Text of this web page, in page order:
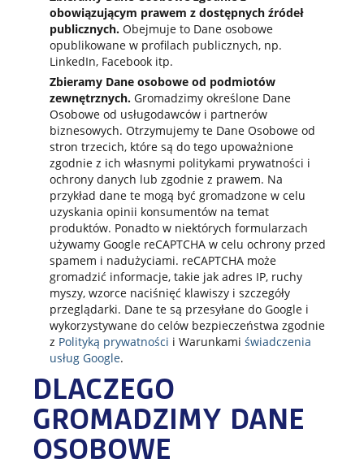
obowiązującym prawem z dostępnych źródeł
publicznych. Obejmuje to Dane osobowe
opublikowane w profilach publicznych, np.
LinkedIn, Facebook itp.
Zbieramy Dane osobowe od podmiotów
zewnętrznych. Gromadzimy określone Dane
Osobowe od usługodawców i partnerów
biznesowych. Otrzymujemy te Dane Osobowe od
stron trzecich, które są do tego upoważnione
zgodnie z ich własnymi politykami prywatności i
ochrony danych lub zgodnie z prawem. Na
przykład dane te mogą być gromadzone w celu
uzyskania opinii konsumentów na temat
produktów. Ponadto w niektórych formularzach
używamy Google reCAPTCHA w celu ochrony przed
spamem i nadużyciami. reCAPTCHA może
gromadzić informacje, takie jak adres IP, ruchy
myszy, wzorce naciśnięć klawiszy i szczegóły
przeglądarki. Dane te są przesyłane do Google i
wykorzystywane do celów bezpieczeństwa zgodnie
z Polityką prywatności i Warunkami świadczenia
usług Google.
DLACZEGO
GROMADZIMY DANE
OSOBOWE